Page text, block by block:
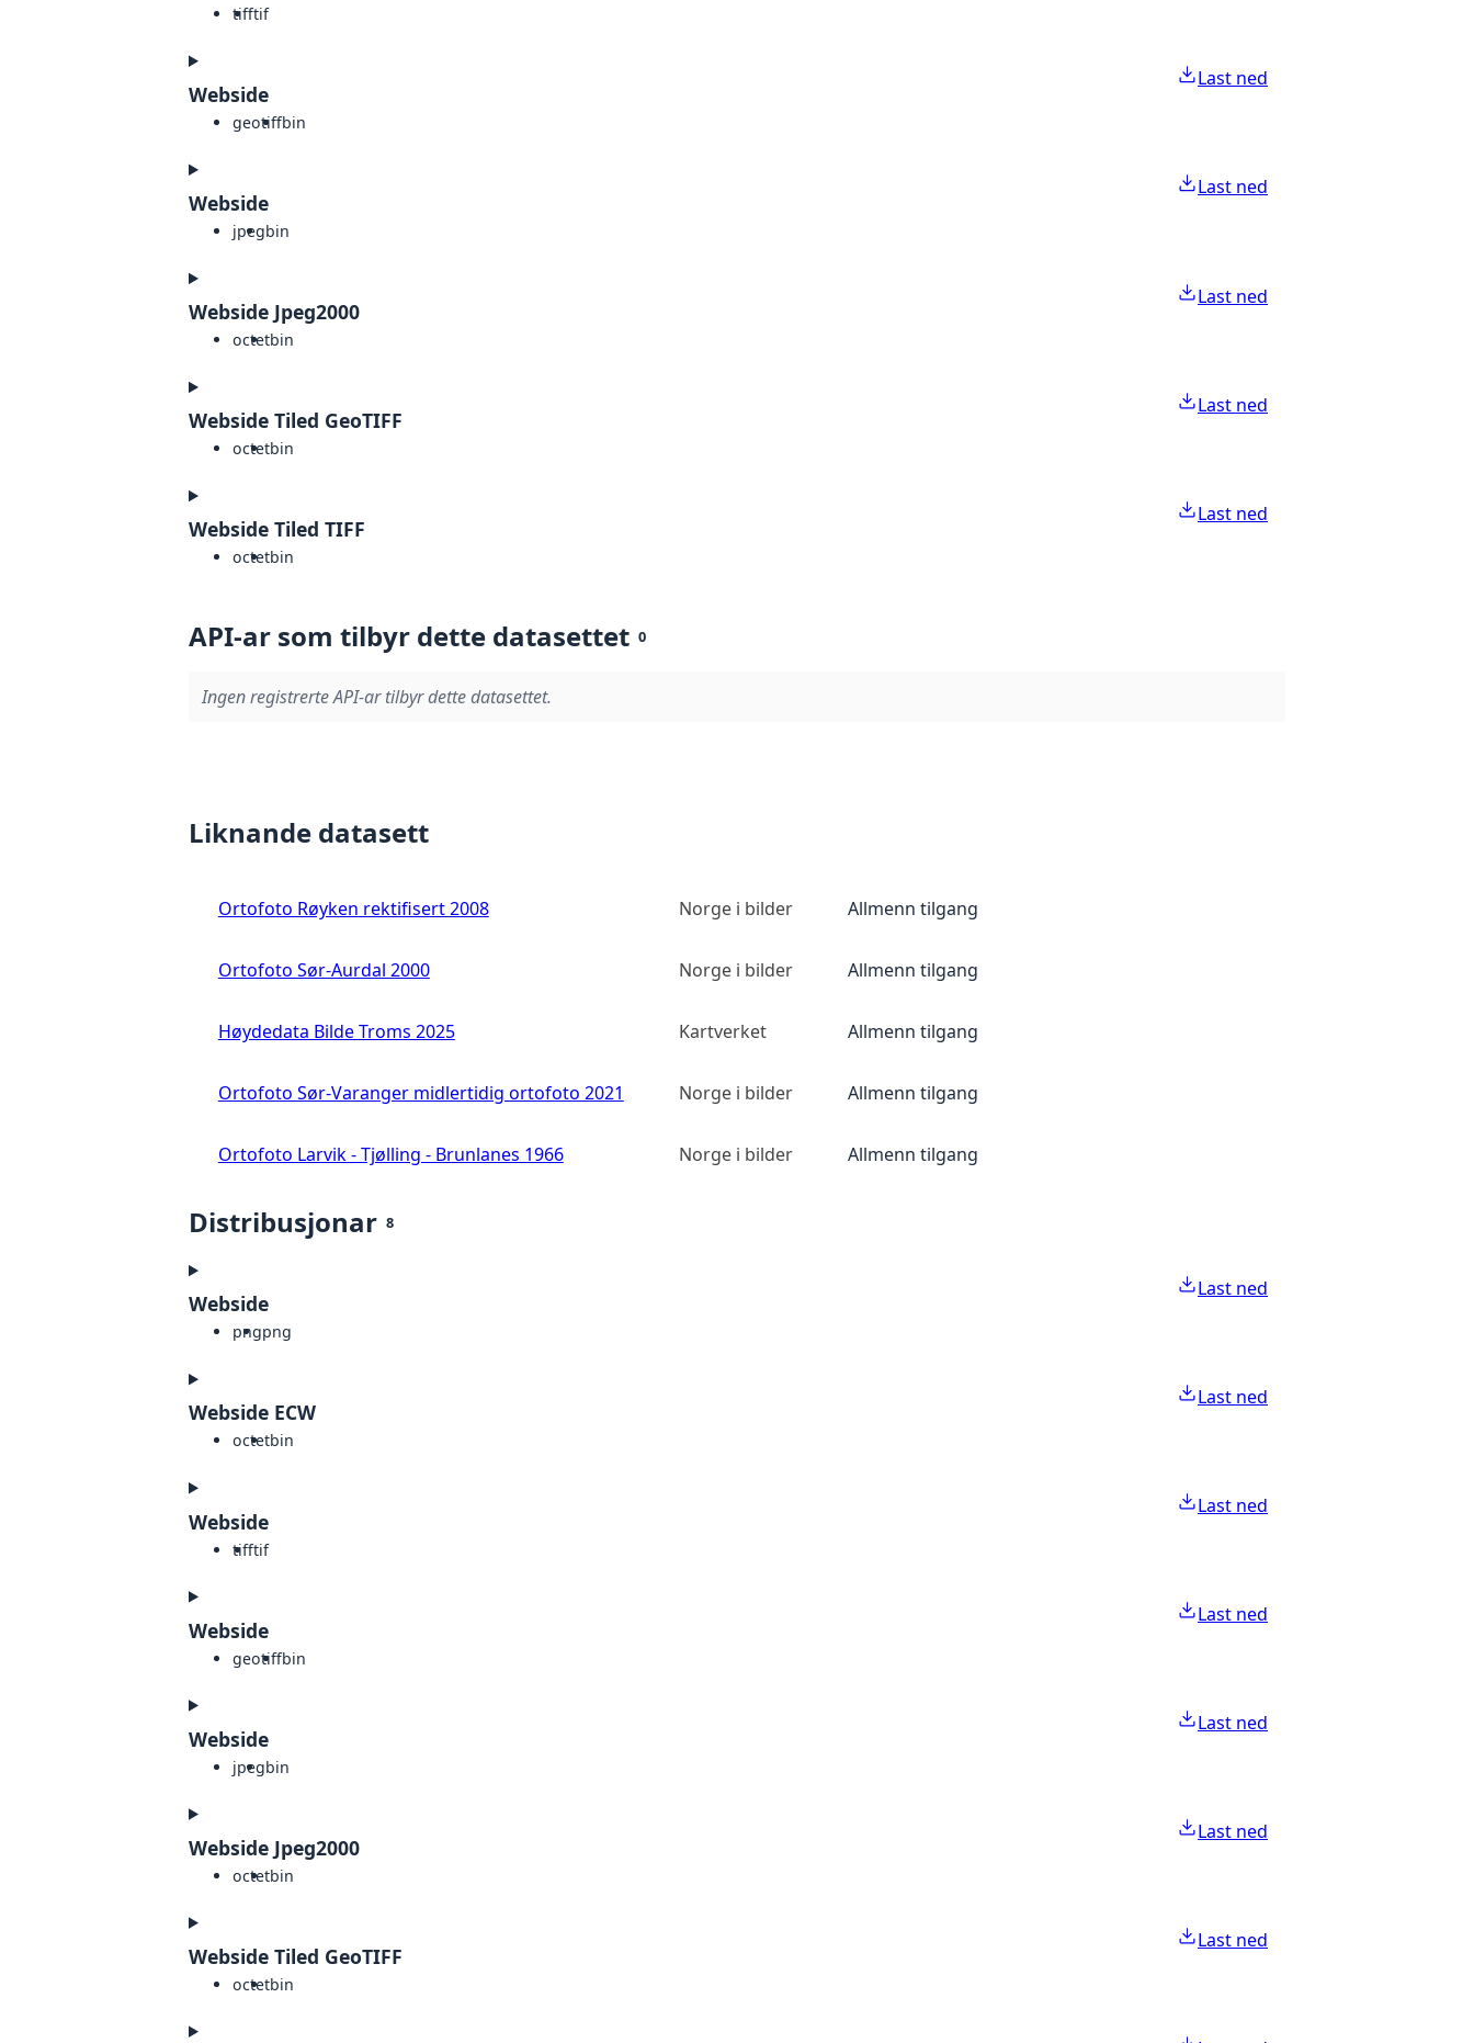
tifftif
Webside
geotiffbin
Last ned
Webside
jpegbin
Last ned
Webside Jpeg2000
octetbin
Last ned
Webside Tiled GeoTIFF
octetbin
Last ned
Webside Tiled TIFF
octetbin
Last ned
API-ar som tilbyr dette datasettet 0
Ingen registrerte API-ar tilbyr dette datasettet.
Liknande datasett
Ortofoto Røyken rektifisert 2008 Norge i bilder Allmenn tilgang
Ortofoto Sør-Aurdal 2000 Norge i bilder Allmenn tilgang
Høydedata Bilde Troms 2025 Kartverket Allmenn tilgang
Ortofoto Sør-Varanger midlertidig ortofoto 2021 Norge i bilder Allmenn tilgang
Ortofoto Larvik - Tjølling - Brunlanes 1966 Norge i bilder Allmenn tilgang
Distribusjonar 8
Webside
pngpng
Last ned
Webside ECW
octetbin
Last ned
Webside
tifftif
Last ned
Webside
geotiffbin
Last ned
Webside
jpegbin
Last ned
Webside Jpeg2000
octetbin
Last ned
Webside Tiled GeoTIFF
octetbin
Last ned